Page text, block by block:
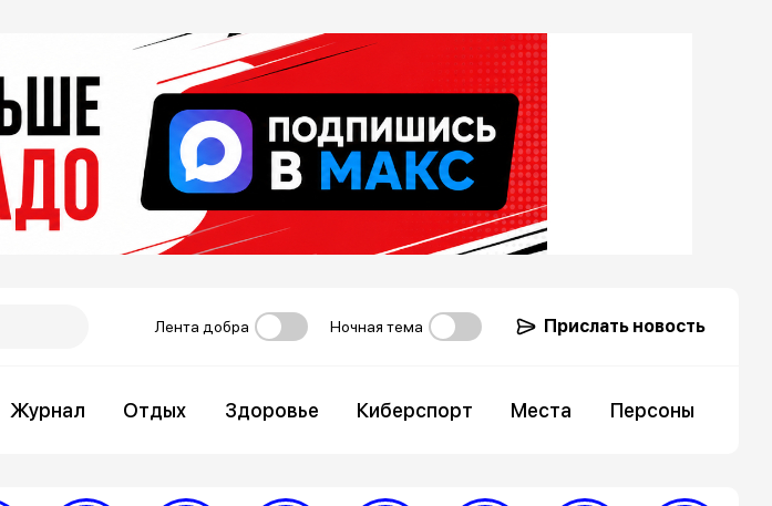
Лента добра Ночная тема Прислать новость
Журнал Отдых Здоровье Киберспорт Места Персоны